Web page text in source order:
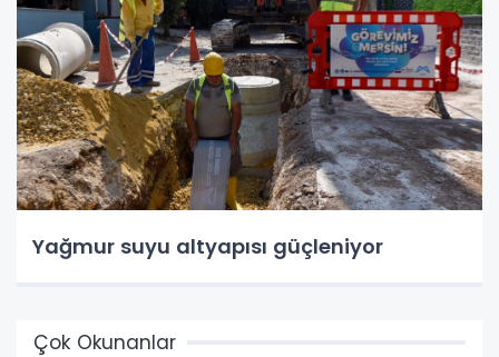
Yağmur suyu altyapısı güçleniyor
Çok Okunanlar